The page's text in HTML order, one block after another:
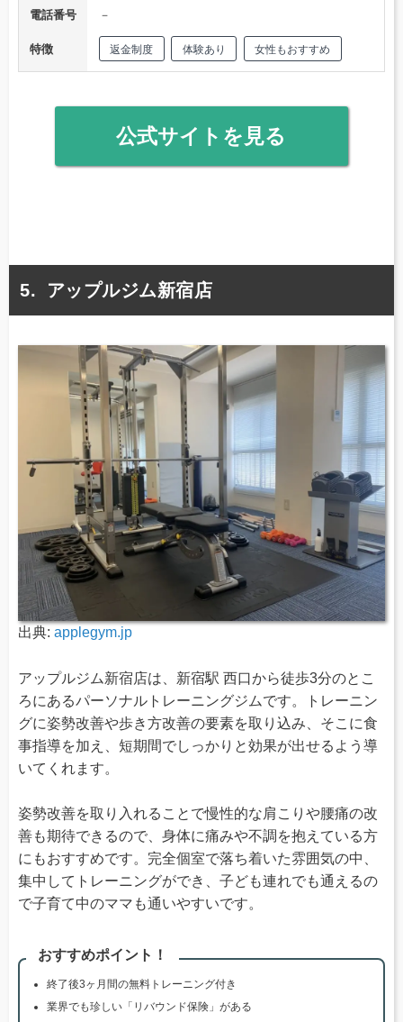
電話番号
－
特徴 返金制度 体験あり 女性もおすすめ
公式サイトを見る
アップルジム新宿店
出典: applegym.jp
アップルジム新宿店は、新宿駅 西口から徒歩3分のとこ
ろにあるパーソナルトレーニングジムです。トレーニン
グに姿勢改善や歩き方改善の要素を取り込み、そこに食
事指導を加え、短期間でしっかりと効果が出せるよう導
いてくれます。
姿勢改善を取り入れることで慢性的な肩こりや腰痛の改
善も期待できるので、身体に痛みや不調を抱えている方
にもおすすめです。完全個室で落ち着いた雰囲気の中、
集中してトレーニングができ、子ども連れでも通えるの
で子育て中のママも通いやすいです。
おすすめポイント！
終了後3ヶ月間の無料トレーニング付き
業界でも珍しい「リバウンド保険」がある